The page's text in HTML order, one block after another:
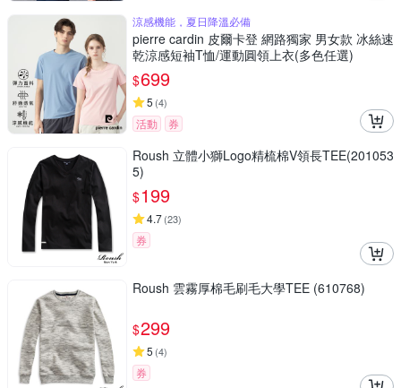
涼感機能，夏日降溫必備
pierre cardin 皮爾卡登 網路獨家 男女款 冰絲速
乾涼感短袖T恤/運動圓領上衣(多色任選)
$699
5 (4)
活動 券
Roush 立體小獅Logo精梳棉V領長TEE(201053
5)
$199
4.7(23)
券
Roush 雲霧厚棉毛刷毛大學TEE (610768)
$299
5 (4)
券